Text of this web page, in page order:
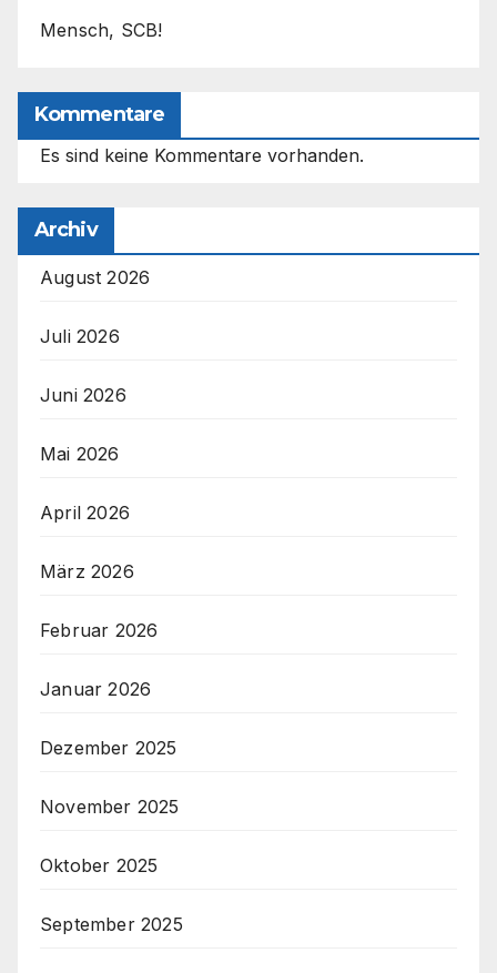
Mensch, SCB!
Kommentare
Es sind keine Kommentare vorhanden.
Archiv
August 2026
Juli 2026
Juni 2026
Mai 2026
April 2026
März 2026
Februar 2026
Januar 2026
Dezember 2025
November 2025
Oktober 2025
September 2025